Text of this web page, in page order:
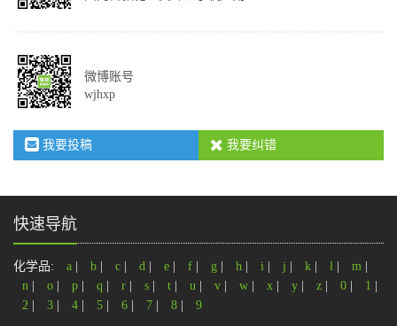
微博账号
wjhxp
我要投稿 我要纠错
快速导航
化学品: a b c d e f g h i j k l m
n
o p q r s t u v w x y z 0 1
2
3 4 5 6 7 8 9